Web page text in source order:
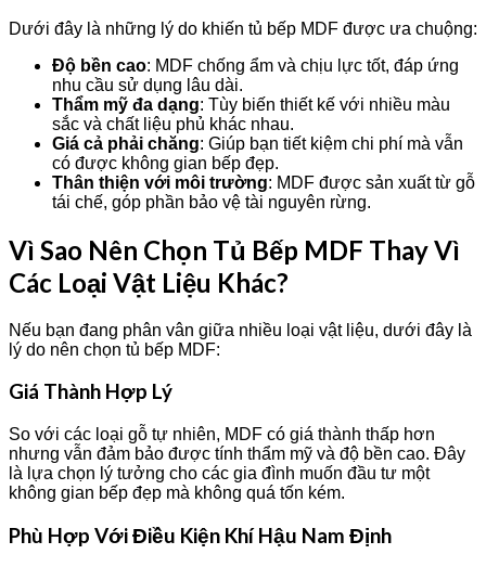
Dưới đây là những lý do khiến tủ bếp MDF được ưa chuộng:
Độ bền cao: MDF chống ẩm và chịu lực tốt, đáp ứng
nhu cầu sử dụng lâu dài.
Thẩm mỹ đa dạng: Tùy biến thiết kế với nhiều màu
sắc và chất liệu phủ khác nhau.
Giá cả phải chăng: Giúp bạn tiết kiệm chi phí mà vẫn
có được không gian bếp đẹp.
Thân thiện với môi trường: MDF được sản xuất từ gỗ
tái chế, góp phần bảo vệ tài nguyên rừng.
Vì Sao Nên Chọn Tủ Bếp MDF Thay Vì
Các Loại Vật Liệu Khác?
Nếu bạn đang phân vân giữa nhiều loại vật liệu, dưới đây là
lý do nên chọn tủ bếp MDF:
Giá Thành Hợp Lý
So với các loại gỗ tự nhiên, MDF có giá thành thấp hơn
nhưng vẫn đảm bảo được tính thẩm mỹ và độ bền cao. Đây
là lựa chọn lý tưởng cho các gia đình muốn đầu tư một
không gian bếp đẹp mà không quá tốn kém.
Phù Hợp Với Điều Kiện Khí Hậu Nam Định